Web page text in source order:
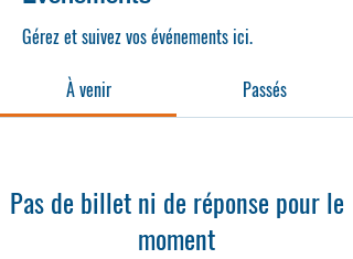
Gérez et suivez vos événements ici.
À venir
Passés
Pas de billet ni de réponse pour le
moment